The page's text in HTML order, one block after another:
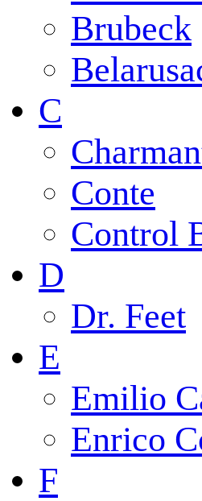
Brubeck
C
Conte
Control
D
Dr. Feet
E
Emilio
Enrico
F